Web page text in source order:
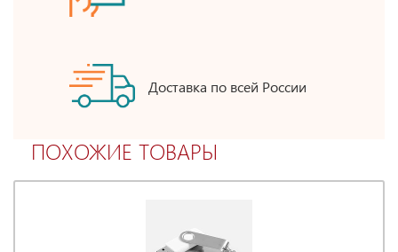
Доставка по всей России
ПОХОЖИЕ ТОВАРЫ